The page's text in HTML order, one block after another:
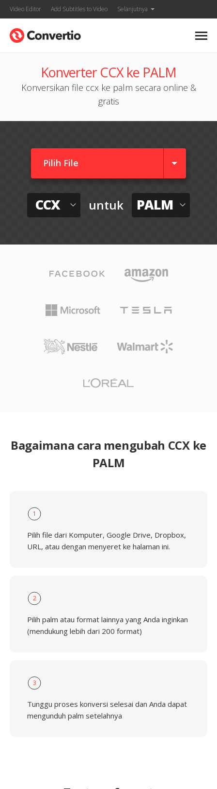
Video Editor Add Subtitles to Video Selanjutnya
Konverter CCX ke PALM
Konversikan file ccx ke palm secara online &
gratis
Pilih File
CCX untuk PALM
Bagaimana cara mengubah CCX ke
PALM
1
Pilih file dari Komputer, Google Drive, Dropbox,
URL, atau dengan menyeret ke halaman ini.
2
Pilih palm atau format lainnya yang Anda inginkan
(mendukung lebih dari 200 format)
3
Tunggu proses konversi selesai dan Anda dapat
mengunduh palm setelahnya